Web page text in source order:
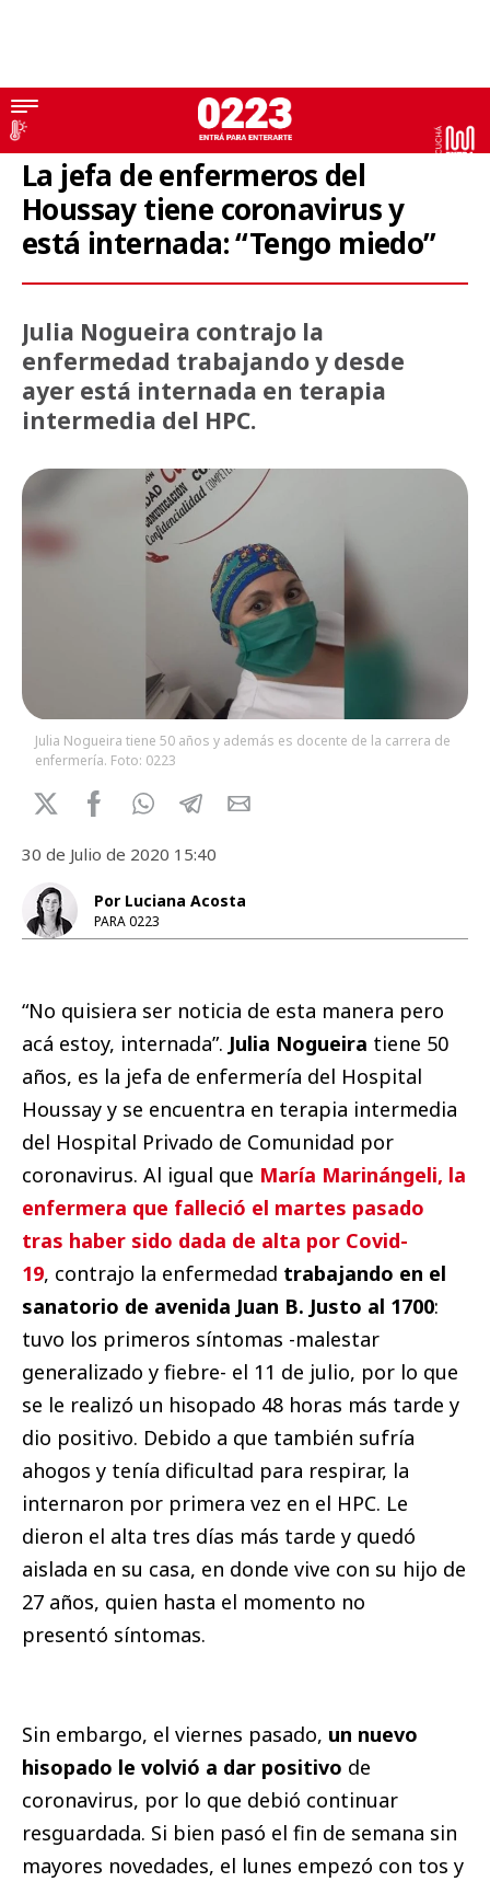
Coronavirus
La jefa de enfermeros del
Houssay tiene coronavirus y
está internada: “Tengo miedo”
Julia Nogueira contrajo la
enfermedad trabajando y desde
ayer está internada en terapia
intermedia del HPC.
Julia Nogueira tiene 50 años y además es docente de la carrera de
enfermería. Foto: 0223
30 de Julio de 2020 15:40
Por Luciana Acosta
PARA 0223
“No quisiera ser noticia de esta manera pero
acá estoy, internada”. Julia Nogueira tiene 50
años, es la jefa de enfermería del Hospital
Houssay y se encuentra en terapia intermedia
del Hospital Privado de Comunidad por
coronavirus. Al igual que María Marinángeli, la
enfermera que falleció el martes pasado
tras haber sido dada de alta por Covid-
19, contrajo la enfermedad trabajando en el
sanatorio de avenida Juan B. Justo al 1700:
tuvo los primeros síntomas -malestar
generalizado y fiebre- el 11 de julio, por lo que
se le realizó un hisopado 48 horas más tarde y
dio positivo. Debido a que también sufría
ahogos y tenía dificultad para respirar, la
internaron por primera vez en el HPC. Le
dieron el alta tres días más tarde y quedó
aislada en su casa, en donde vive con su hijo de
27 años, quien hasta el momento no
presentó síntomas.
Sin embargo, el viernes pasado, un nuevo
hisopado le volvió a dar positivo de
coronavirus, por lo que debió continuar
resguardada. Si bien pasó el fin de semana sin
mayores novedades, el lunes empezó con tos y